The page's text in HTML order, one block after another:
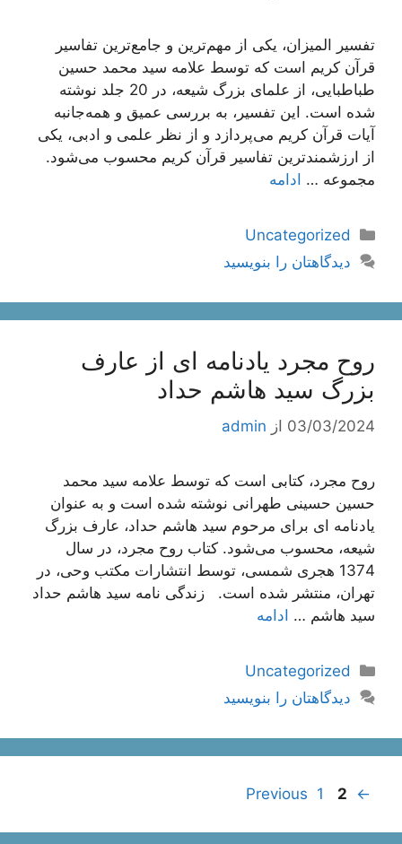
تفسیر المیزان، یکی از مهم‌ترین و جامع‌ترین تفاسیر
قرآن کریم است که توسط علامه سید محمد حسین
طباطبایی، از علمای بزرگ شیعه، در 20 جلد نوشته
شده است. این تفسیر، به بررسی عمیق و همه‌جانبه
آیات قرآن کریم می‌پردازد و از نظر علمی و ادبی، یکی
از ارزشمندترین تفاسیر قرآن کریم محسوب می‌شود.
مجموعه … ادامه
دسته‌ها
Uncategorized
دیدگاهتان را بنویسید
روح مجرد یادنامه ای از عارف
بزرگ سید هاشم حداد
03/03/2024 از admin
روح مجرد، کتابی است که توسط علامه سید محمد
حسین حسینی طهرانی نوشته شده است و به عنوان
یادنامه ای برای مرحوم سید هاشم حداد، عارف بزرگ
شیعه، محسوب می‌شود. کتاب روح مجرد، در سال
1374 هجری شمسی، توسط انتشارات مکتب وحی، در
تهران، منتشر شده است. زندگی نامه سید هاشم حداد
سید هاشم … ادامه
دسته‌ها
Uncategorized
دیدگاهتان را بنویسید
ناوبری
←
Page 1
Page 2